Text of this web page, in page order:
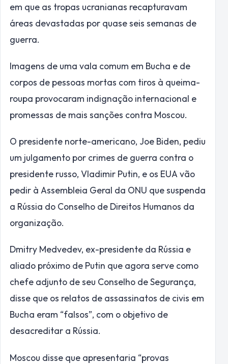
em que as tropas ucranianas recapturavam
áreas devastadas por quase seis semanas de
guerra.
Imagens de uma vala comum em Bucha e de
corpos de pessoas mortas com tiros à queima-
roupa provocaram indignação internacional e
promessas de mais sanções contra Moscou.
O presidente norte-americano, Joe Biden, pediu
um julgamento por crimes de guerra contra o
presidente russo, Vladimir Putin, e os EUA vão
pedir à Assembleia Geral da ONU que suspenda
a Rússia do Conselho de Direitos Humanos da
organização.
Dmitry Medvedev, ex-presidente da Rússia e
aliado próximo de Putin que agora serve como
chefe adjunto de seu Conselho de Segurança,
disse que os relatos de assassinatos de civis em
Bucha eram “falsos”, com o objetivo de
desacreditar a Rússia.
Moscou disse que apresentaria “provas